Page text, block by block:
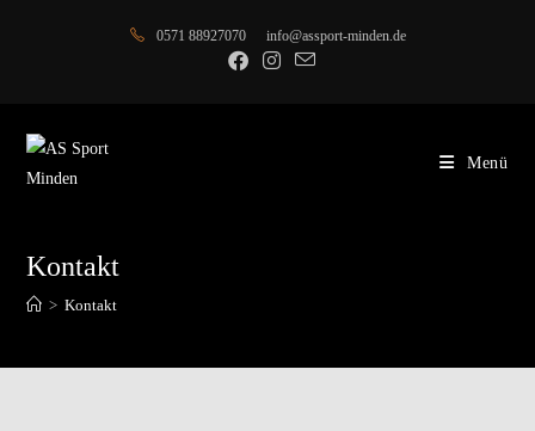
0571 88927070 info@assport-minden.de
Menü
Kontakt
> Kontakt